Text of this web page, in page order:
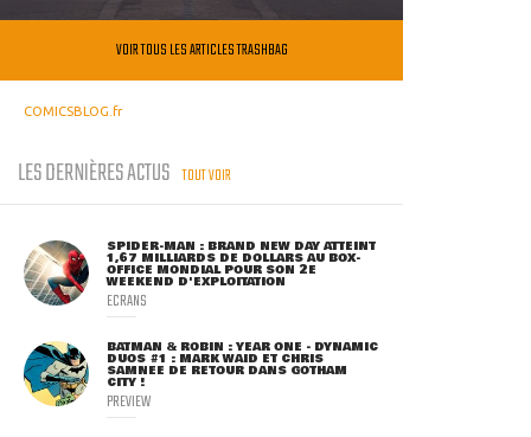
VOIR TOUS LES ARTICLES TRASHBAG
COMICSBLOG.fr
LES DERNIÈRES ACTUS TOUT VOIR
SPIDER-MAN : BRAND NEW DAY ATTEINT
1,67 MILLIARDS DE DOLLARS AU BOX-
OFFICE MONDIAL POUR SON 2E
WEEKEND D'EXPLOITATION
ECRANS
BATMAN & ROBIN : YEAR ONE - DYNAMIC
DUOS #1 : MARK WAID ET CHRIS
SAMNEE DE RETOUR DANS GOTHAM
CITY !
PREVIEW